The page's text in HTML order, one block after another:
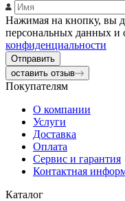
Нажимая на кнопку, вы
персональных данных и
конфиденциальности
Отправить
оставить отзыв
Покупателям
О компании
Услуги
Доставка
Оплата
Сервис и гарантия
Контактная
Каталог